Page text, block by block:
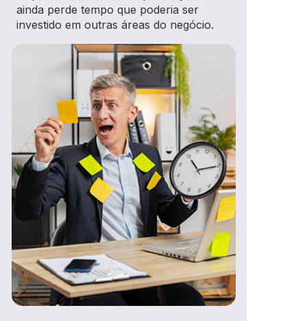
ainda perde tempo que poderia ser
investido em outras áreas do negócio.